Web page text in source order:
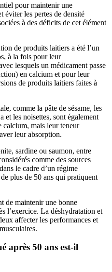
pour maintenir une
éviter les pertes de densité
à des déficits de cet élément
de produits laitiers a été l’un
à la fois pour leur
lesquels un médicament passe
en calcium et pour leur
de produits laitiers faites à
comme la pâte de sésame, les
et les noisettes, sont également
calcium, mais leur teneur
leur absorption.
sardine ou saumon, entre
comme des sources
le cadre d’un régime
plus de 50 ans qui pratiquent
de maintenir une bonne
l’exercice. La déshydratation et
affecter les performances et
après 50 ans est-il